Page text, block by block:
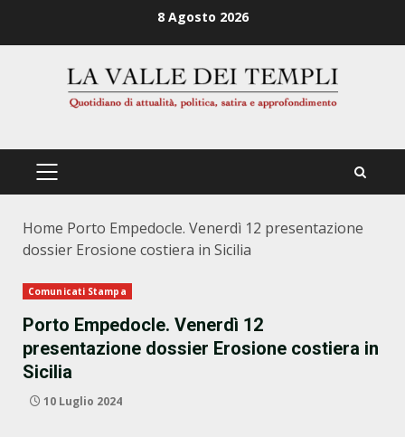
8 Agosto 2026
PRIMÄRES
Home Porto Empedocle. Venerdì 12 presentazione
dossier Erosione costiera in Sicilia
Comunicati Stampa
Porto Empedocle. Venerdì 12
presentazione dossier Erosione costiera in
Sicilia
10 Luglio 2024